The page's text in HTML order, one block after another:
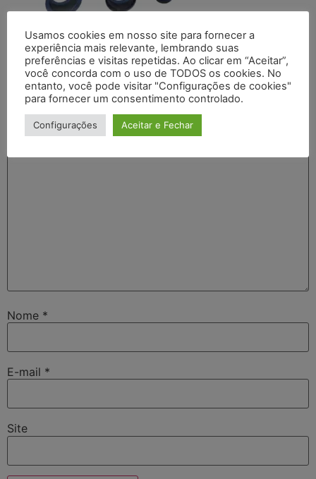
Deixe um comentário
O seu endereço de e-mail não será publicado. Campos
obrigatórios são marcados com *
Comentário*
Nome *
E-mail *
Site
Usamos cookies em nosso site para fornecer a
experiência mais relevante, lembrando suas
preferências e visitas repetidas. Ao clicar em “Aceitar”,
você concorda com o uso de TODOS os cookies. No
entanto, você pode visitar "Configurações de cookies"
para fornecer um consentimento controlado.
Configurações Aceitar e Fechar